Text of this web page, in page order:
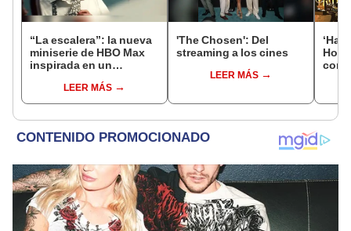
“La escalera”: la nueva
miniserie de HBO Max
inspirada en un
la vida realLEER MÁS
'The Chosen': Del
streaming a los cines
LEER MÁS
con